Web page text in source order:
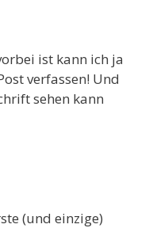
ist kann ich ja
verfassen! Und
sehen kann
(und einzige)